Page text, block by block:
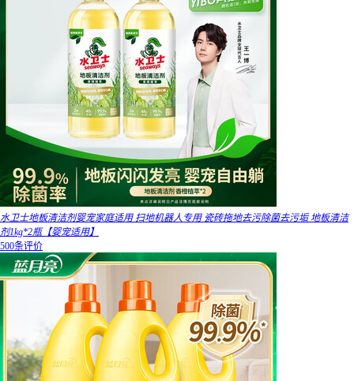
水卫士地板清洁剂婴宠家庭适用 扫地机器人专用 瓷砖拖地去污除菌去污垢 地板清洁
剂1kg*2瓶【婴宠适用】
500条评价